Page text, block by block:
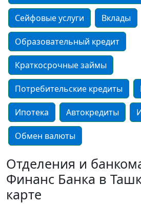
Сейфовые услуги Вклады
Образовательный кредит
Краткосрочные займы
Потребительские кредиты
Ипотека Автокредиты
Обмен валюты
Отделения и
Финанс Банка в
карте